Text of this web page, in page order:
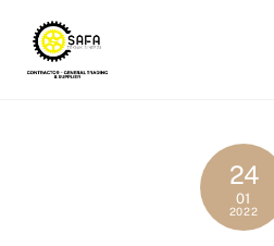
content
24
01
2022